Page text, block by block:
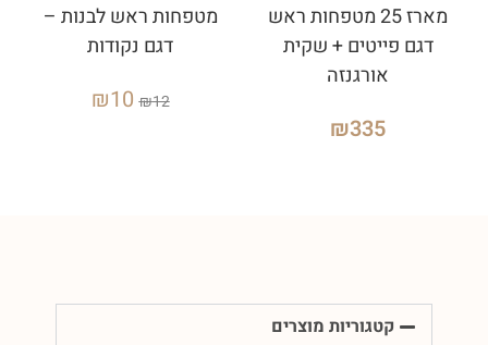
מארז 25 מטפחות ראש
דגם פייטים + שקית
אורגנזה
₪335
מטפחות ראש לבנות –
דגם נקודות
₪12
₪10
קטגוריות מוצרים